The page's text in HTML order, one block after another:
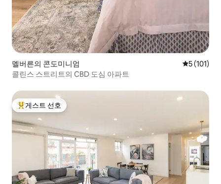
멜버른의 콘도미니엄 평점 5점(5
5 (101)
콜린스 스트리트의 CBD 도심 아파트
상위 게스트 선호
게스트 선호